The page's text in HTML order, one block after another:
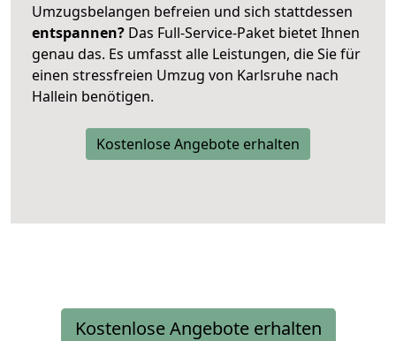
Umzugsbelangen befreien und sich stattdessen
entspannen? Das Full-Service-Paket bietet Ihnen
genau das. Es umfasst alle Leistungen, die Sie für
einen stressfreien Umzug von Karlsruhe nach
Hallein benötigen.
Kostenlose Angebote erhalten
Kostenlose Angebote erhalten